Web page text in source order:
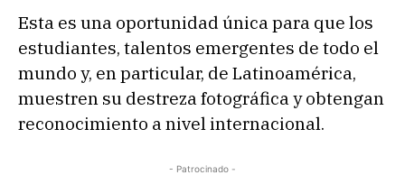
Esta es una oportunidad única para que los
estudiantes, talentos emergentes de todo el
mundo y, en particular, de Latinoamérica,
muestren su destreza fotográfica y obtengan
reconocimiento a nivel internacional.
- Patrocinado -